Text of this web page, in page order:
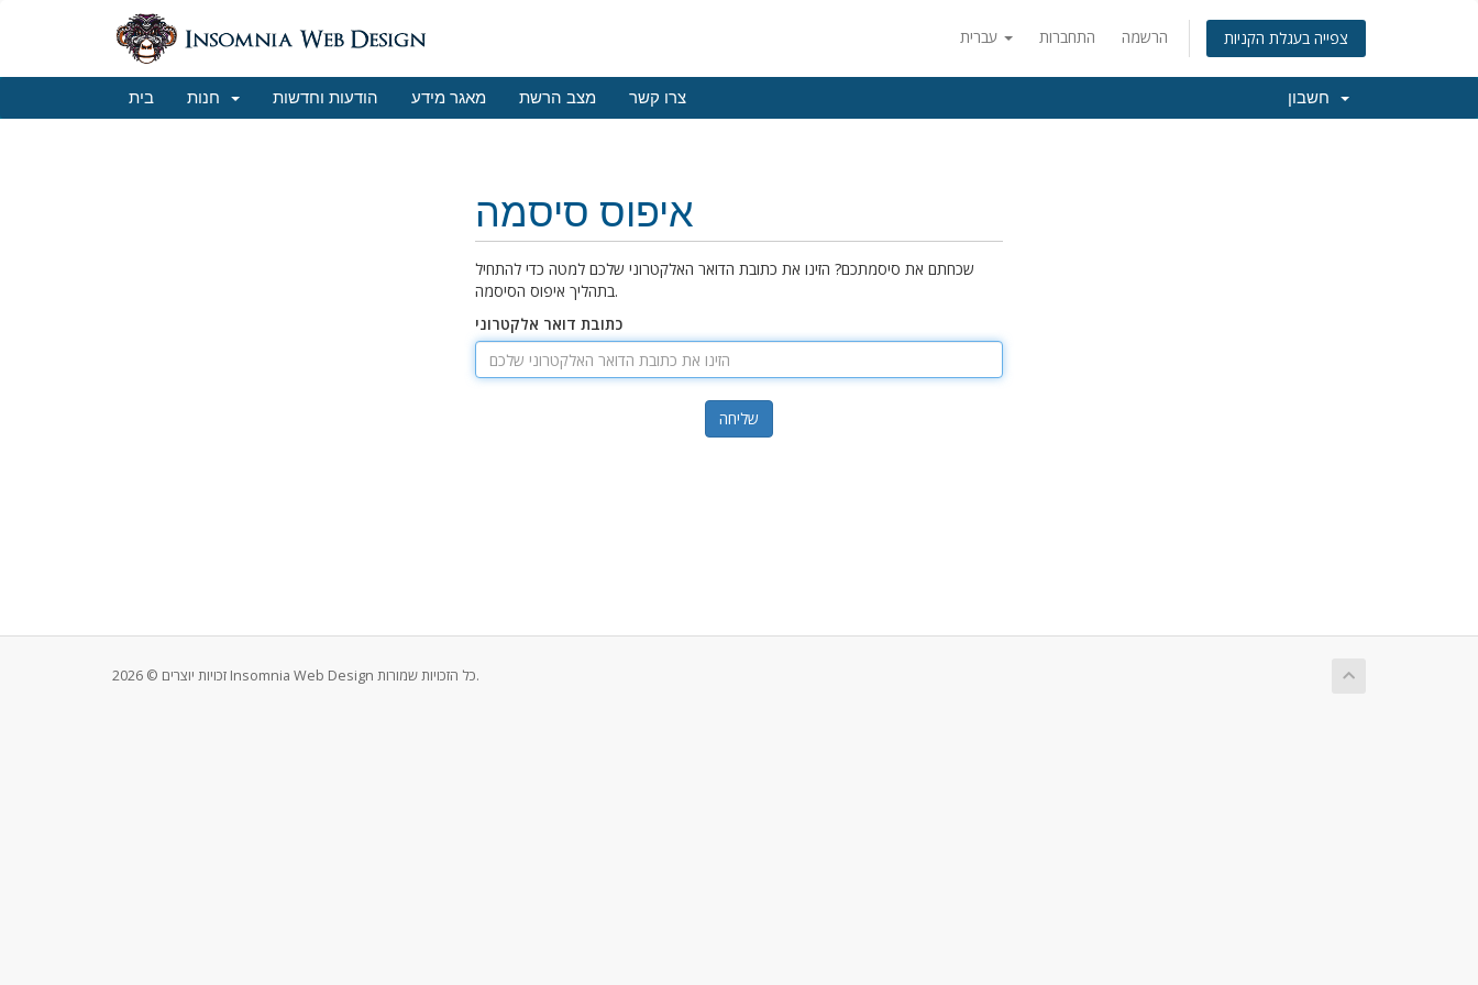
התחברות הרשמה צפייה בעגלת הקניות
בית הודעות וחדשות מאגר מידע מצב הרשת צרו קשר
איפוס סיסמה
שכחתם את סיסמתכם? הזינו את כתובת הדואר האלקטרוני שלכם למטה כדי להתחיל
בתהליך איפוס הסיסמה.
כתובת דואר אלקטרוני
שליחה
זכויות יוצרים © 2026 Insomnia Web Design כל הזכויות שמורות.